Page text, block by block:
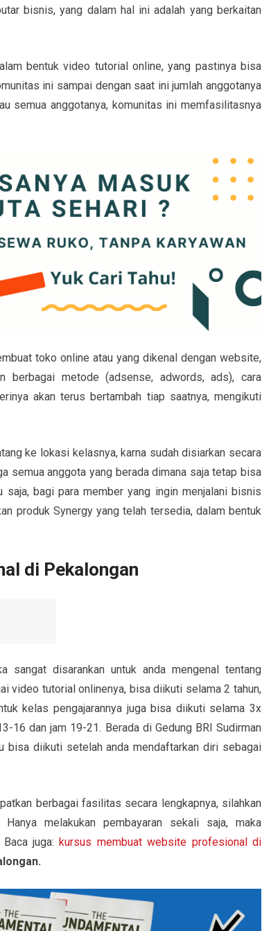
bisnis, yang dalam hal ini adalah yang berkaitan
bentuk video tutorial online, yang pastinya bisa
ini sampai dengan saat ini jumlah anggotanya
semua anggotanya, komunitas ini memfasilitasnya
toko online atau yang dikenal dengan website,
berbagai metode (adsense, adwords, ads), cara
akan terus bertambah tiap saatnya, mengikuti
ke lokasi kelasnya, karna sudah disiarkan secara
semua anggota yang berada dimana saja tetap bisa
bagi para member yang ingin menjalani bisnis
produk Synergy yang telah tersedia, dalam bentuk
di Pekalongan
sangat disarankan untuk anda mengenal tentang
video tutorial onlinenya, bisa diikuti selama 2 tahun,
kelas pengajarannya juga bisa diikuti selama 3x
16 dan jam 19-21. Berada di Gedung BRI Sudirman
bisa diikuti setelah anda mendaftarkan diri sebagai
berbagai fasilitas secara lengkapnya, silahkan
Hanya melakukan pembayaran sekali saja, maka
juga: kursus membuat website profesional di